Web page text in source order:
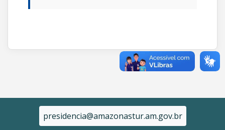
presidencia@amazonastur.am.gov.br